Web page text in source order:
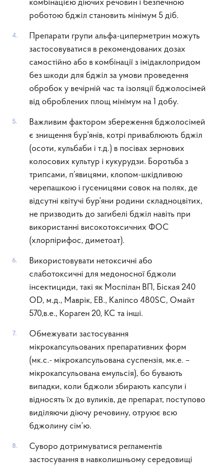
комбінацією діючих речовин і безпечною
роботою бджіл становить мінімум 5 діб.
Препарати групи альфа-циперметрин можуть
застосовуватися в рекомендованих дозах
самостійно або в комбінації з імідаклопридом
без шкоди для бджіл за умови проведення
обробок у вечірній час та ізоляції бджолосімей
від оброблених площ мінімум на 1 добу.
Важливим фактором збереження бджолосімей
є знищення бур’янів, котрі приваблюють бджіл
(осоти, кульбаби і т.д.) в посівах зернових
колосових культур і кукурудзи. Боротьба з
трипсами, п’явицями, клопом-шкідливою
черепашкою і гусеницями совок на полях, де
відсутні квітучі бур’яни родини складноцвітих,
не призводить до загибелі бджіл навіть при
використанні високотоксичних ФОС
(хлорпірифос, диметоат).
Використовувати нетоксичні або
слаботоксичні для медоносної бджоли
інсектициди, такі як Моспілан ВП, Біская 240
OD, м.д., Маврік, ЕВ., Каліпсо 480SC, Омайт
570,в.е., Кораген 20, КС та інші.
Обмежувати застосування
мікрокапсульованих препаративних форм
(мк.с.- мікрокапсульована суспензія, мк.е. –
мікрокапсульована емульсія), бо бувають
випадки, коли бджоли збирають капсули і
відносять їх до вуликів, де препарат, поступово
виділяючи діючу речовину, отруює всю
бджолину сім’ю.
Суворо дотримуватися регламентів
застосування в навколишньому середовищі